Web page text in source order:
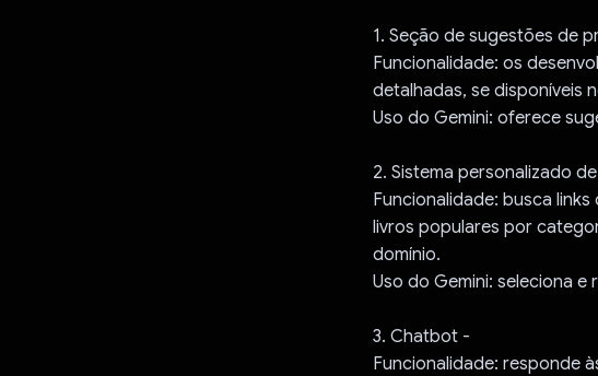
1. Seção de sugestões de
Funcionalidade: os
detalhadas, se disponíveis
Uso do Gemini: oferece
2. Sistema personalizado
Funcionalidade: busca
livros populares por
domínio.
Uso do Gemini: seleciona
3. Chatbot -
Funcionalidade: responde